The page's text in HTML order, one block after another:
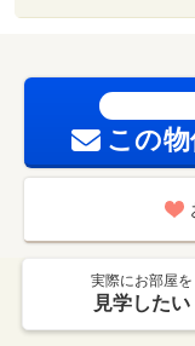
この
実際にお部屋を
見学したい